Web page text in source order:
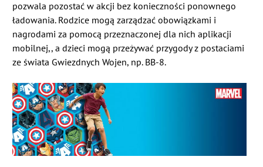
pozwala pozostać w akcji bez konieczności ponownego
ładowania. Rodzice mogą zarządzać obowiązkami i
nagrodami za pomocą przeznaczonej dla nich aplikacji
mobilnej,, a dzieci mogą przeżywać przygody z postaciami
ze świata Gwiezdnych Wojen, np. BB-8.